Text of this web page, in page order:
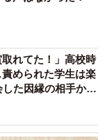
取れてた！」高校時
められた学生は楽
た因縁の相手から